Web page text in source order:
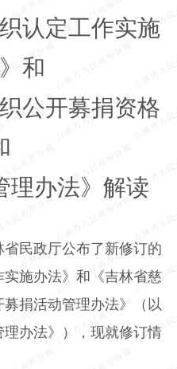
认定工作实施
和
公开募捐资格
理办法》解读
省民政厅公布了新修订的
实施办法》和《吉林省慈
捐活动管理办法》（以
办法》），现就修订情